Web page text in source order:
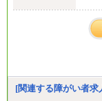
[関連する障がい者